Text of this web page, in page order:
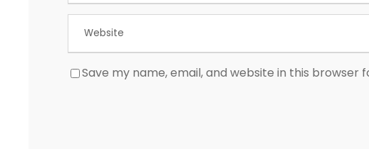
Save my name, email, and website in this